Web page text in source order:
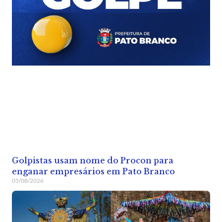
Golpistas usam nome do Procon para
enganar empresários em Pato Branco
05/08/2026